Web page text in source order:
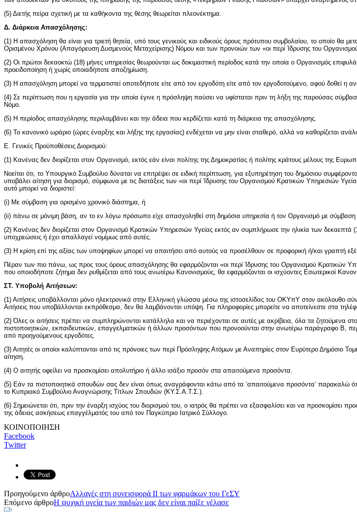
(5) Διετής πείρα σχετική με τα καθήκοντα της θέσης θεωρείται πλεονέκτημα.
Δ. Διάρκεια Απασχόλησης:
(1) Η απασχόληση θα είναι για τριετή θητεία, υπό τους γενικούς και ειδικούς όρους πρότυπου συμβολαίου, το οποίο θα
Ορισμένου Χρόνου (Απαγόρευση Δυσμενούς Μεταχείρισης) Νόμου και των προνοιών των «οι περί Ίδρυσης του
(2) Οι πρώτοι δεκαοκτώ (18) μήνες υπηρεσίας θεωρούνται ως δοκιμαστική περίοδος κατά την οποία ο Οργανισμός
προειδοποίηση ή χωρίς οποιαδήποτε αποζημίωση.
(3) Η απασχόληση μπορεί να τερματιστεί οποτεδήποτε είτε από τον εργοδότη είτε από τον εργοδοτούμενο, αφού δοθεί
(4) Σε περίπτωση που η εργασία για την οποία έγινε η πρόσληψη παύσει να υφίσταται πριν τη λήξη της παρούσας
Νόμο.
(5) Η περίοδος απασχόλησης περιλαμβάνει και την άδεια που κερδίζεται κατά τη διάρκεια της απασχόλησης.
(6) Το κανονικό ωράριο (ώρες έναρξης και λήξης της εργασίας) ενδέχεται να μην είναι σταθερό, αλλά να καθορίζεται
Ε. Γενικές Προϋποθέσεις Διορισμού:
(1) Κανένας δεν διορίζεται στον Οργανισμό, εκτός εάν είναι πολίτης της Δημοκρατίας ή πολίτης κράτους μέλους της
Νοείται ότι, το Υπουργικό Συμβούλιο δύναται να επιτρέψει σε ειδική περίπτωση, για εξυπηρέτηση του δημόσιου
υποβάλει αίτηση για διορισμό, σύμφωνα με τις διατάξεις των «οι περί Ίδρυσης του Οργανισμού Κρατικών Υπηρεσιών
αυτό μπορεί να διοριστεί:
(i) Με σύμβαση για ορισμένο χρονικό διάστημα, ή
(ii) πάνω σε μόνιμη βάση, αν το εν λόγω πρόσωπο είχε απασχοληθεί στη δημόσια υπηρεσία ή τον Οργανισμό με σύμβαση
(2) Κανένας δεν διορίζεται στον Οργανισμό Κρατικών Υπηρεσιών Υγείας εκτός αν συμπλήρωσε την ηλικία των δεκαεπτά
υποχρεώσεις ή έχει απαλλαγεί νομίμως από αυτές.
(3) Η κρίση επί της αξίας των υποψηφίων μπορεί να απαιτήσει από αυτούς να προσέλθουν σε προφορική ή/και γραπτή
Πέραν των πιο πάνω, ως προς τους όρους απασχόλησης θα εφαρμόζονται «οι περί Ίδρυσης του Οργανισμού Κρατικών
που οποιοδήποτε ζήτημα δεν ρυθμίζεται από τους ανωτέρω Κανονισμούς, θα εφαρμόζονται οι ισχύοντες Εσωτερικοί
ΣΤ. Υποβολή Αιτήσεων:
(1) Αιτήσεις υποβάλλονται μόνο ηλεκτρονικά στην Ελληνική γλώσσα μέσω της ιστοσελίδας του ΟΚΥπΥ στον ακόλουθο
Αιτήσεις που υποβάλλονται εκπρόθεσμα, δεν θα λαμβάνονται υπόψη. Για πληροφορίες μπορείτε να αποτείνεστε στα
(2) Όλες οι αιτήσεις πρέπει να συμπληρώνονται κατάλληλα και να περιέχονται σε αυτές με ακρίβεια, όλα τα ζητούμενα
πιστοποιητικών, εκπαιδευτικών, επαγγελματικών ή άλλων προσόντων που προνοούνται στην ανωτέρω παράγραφο Β,
από προηγούμενους εργοδότες.
(3) Αιτητές οι οποίοι καλύπτονται από τις πρόνοιες των περί Πρόσληψης Ατόμων με Αναπηρίες στον Ευρύτερο Δημόσιο
αίτηση.
(4) Ο αιτητής οφείλει να προσκομίσει απολυτήριο ή άλλο ισάξιο προσόν στα απαιτούμενα προσόντα.
(5) Εάν τα πιστοποιητικά σπουδών σας δεν είναι όπως αναγράφονται κάτω από τα ‘απαιτούμενα προσόντα’ παρακαλώ
το Κυπριακό Συμβούλιο Αναγνώρισης Τίτλων Σπουδών (ΚΥ.Σ.Α.Τ.Σ.).
(6) Σημειώνεται ότι, πριν την έναρξη ισχύος του διορισμού του, ο ιατρός θα πρέπει να εξασφαλίσει και να
της άδειας ασκήσεως επαγγέλματός του από τον Παγκύπριο Ιατρικό Σύλλογο.
ΚΟΙΝΟΠΟΙΗΣΗ
Facebook
Twitter
Προηγούμενο άρθροΑλλαγές στη συνεισφορά ΙΙ των φαρμάκων του ΓεΣΥ
Επόμενο άρθροΗ ψυχική υγεία των παιδιών μας δεν είναι παίξε γέλασε